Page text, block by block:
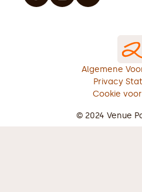
Algemene
Privacy
Cookie
© 2024 Venue